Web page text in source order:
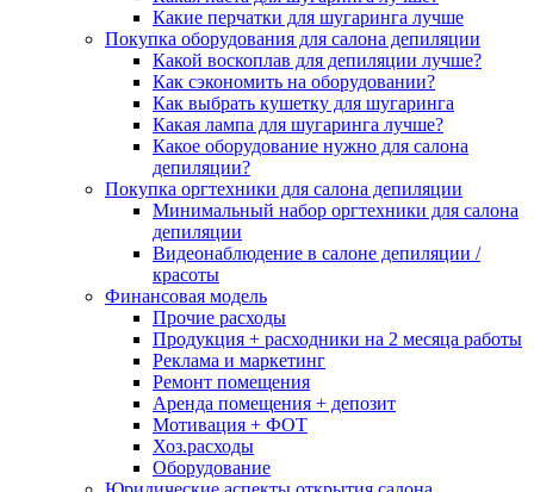
Какие перчатки для шугаринга лучше
Покупка оборудования для салона депиляции
Какой воскоплав для депиляции лучше?
Как сэкономить на оборудовании?
Как выбрать кушетку для шугаринга
Какая лампа для шугаринга лучше?
Какое оборудование нужно для салона
депиляции?
Покупка оргтехники для салона депиляции
Минимальный набор оргтехники для салона
депиляции
Видеонаблюдение в салоне депиляции /
красоты
Финансовая модель
Прочие расходы
Продукция + расходники на 2 месяца работы
Реклама и маркетинг
Ремонт помещения
Аренда помещения + депозит
Мотивация + ФОТ
Хоз.расходы
Оборудование